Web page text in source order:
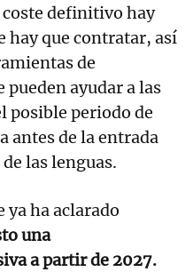
coste definitivo hay
hay que contratar, así
de
ayudar a las
posible periodo de
antes de la entrada
las lenguas.
ya ha aclarado
una
a partir de 2027.